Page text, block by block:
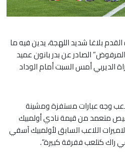
بلاغا شديد اللهجة، يدين فيه ما
الصادر عن بدر بانون عميد
الديربي أمس السبت أمام الوداد
وجه عبارات مستفزة ومشينة
متعمد من قيمة نادي أولمبيك
اللاعب السابق لأولمبيك آسفي
راك كتلعب ففرقة كبيرة”.